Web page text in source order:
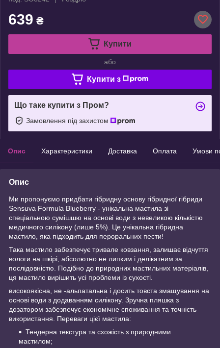
639 ₴
Купити
або
Купити з
Що таке купити з Пром?
Замовлення під захистом
Опис Характеристики Доставка Оплата Умови
Опис
Ми пропонуємо придбати гібридну основу гібридної гібриди
Sensuva Formula Blueberry - унікальна мастила зі
спеціальною сумішшю на основі води з невеликою кількістю
медичного силікону (лише 5%). Це унікальна гібридна
мастило, яка підходить для пероральних пести!
Така мастило забезпечує тривале ковзання, залишає відчуття
вологи на шкірі, абсолютно не липким і делікатним за
послідовністю. Подібно до природних мастильних матеріалів,
ця мастило вирішить усі проблеми із сухості.
високоякісна, не -альпатальна і досить товста змащування на
основі води з додаванням силікону. Зручна пляшка з
дозатором забезпечує економічне споживання та точність
використання. Переваги цієї мастила:
Тендерна текстура та схожість з природними
мастилом;